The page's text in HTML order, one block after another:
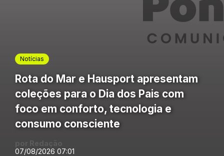
Notícias
Rota do Mar e Hausport apresentam
coleções para o Dia dos Pais com
foco em conforto, tecnologia e
consumo consciente
07/08/2026 07:01